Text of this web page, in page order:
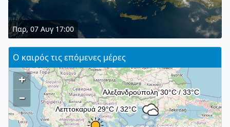
Παρ, 07 Αυγ 17:00
Ο καιρός τις επόμενες μέρες
+
–